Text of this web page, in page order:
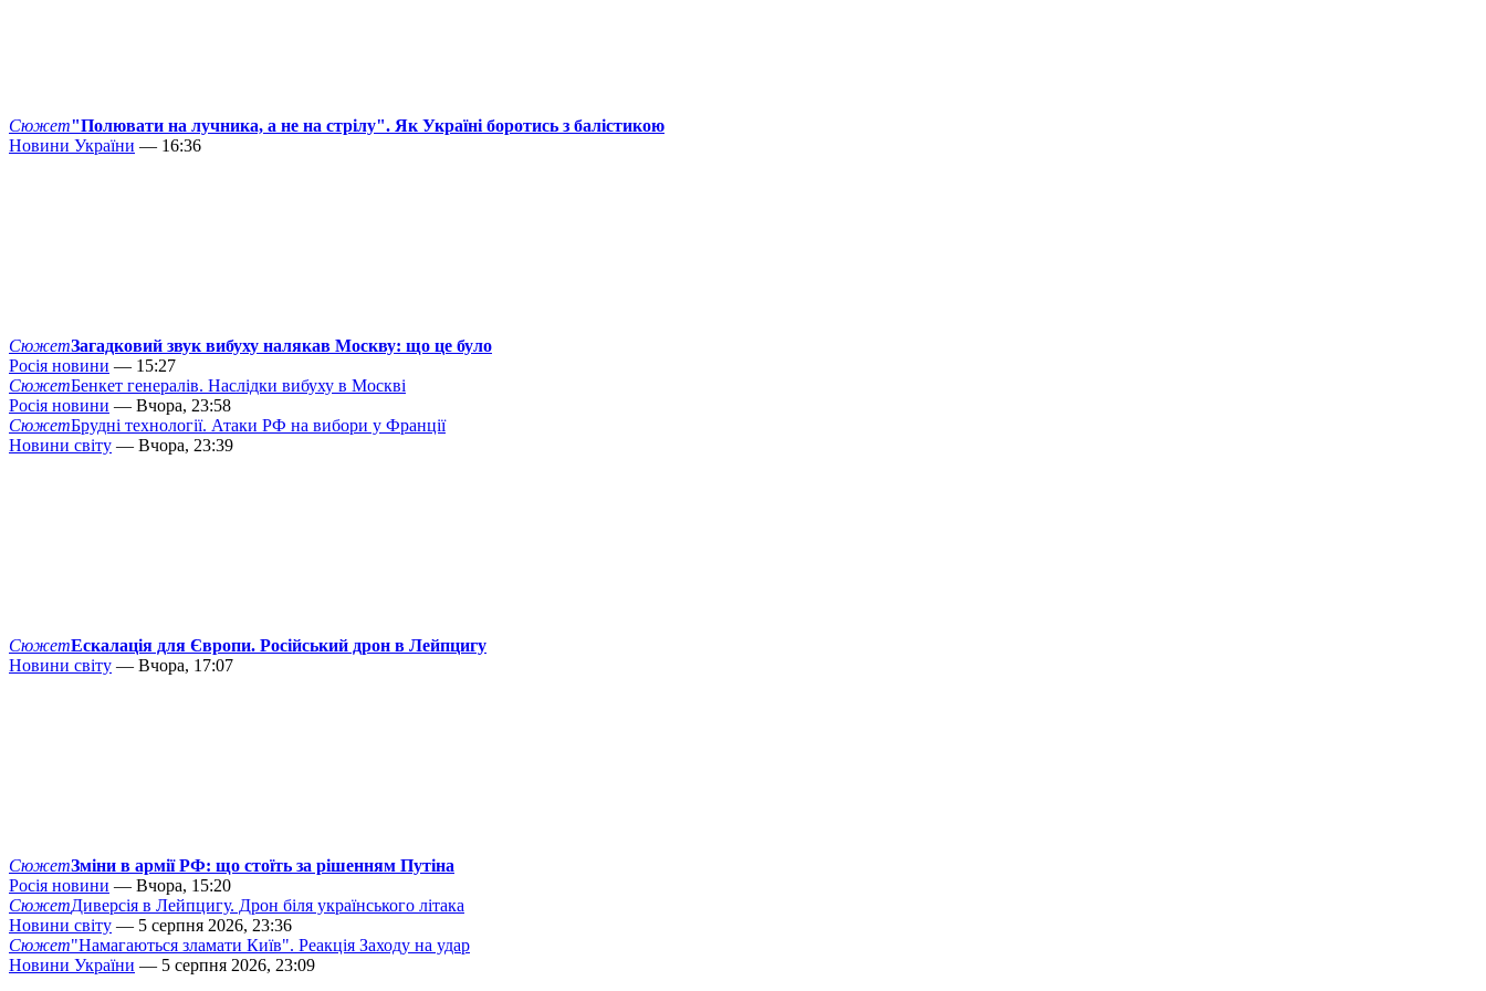
Сюжет"Полювати на лучника, а не на стрілу". Як Україні боротись з балістикою
Новини України — 16:36
СюжетЗагадковий звук вибуху налякав Москву: що це було
Росія новини — 15:27
СюжетБенкет генералів. Наслідки вибуху в Москві
Росія новини — Вчора, 23:58
СюжетБрудні технології. Атаки РФ на вибори у Франції
Новини світу — Вчора, 23:39
СюжетЕскалація для Європи. Російський дрон в Лейпцигу
Новини світу — Вчора, 17:07
СюжетЗміни в армії РФ: що стоїть за рішенням Путіна
Росія новини — Вчора, 15:20
СюжетДиверсія в Лейпцигу. Дрон біля українського літака
Новини світу — 5 серпня 2026, 23:36
Сюжет"Намагаються зламати Київ". Реакція Заходу на удар
Новини України — 5 серпня 2026, 23:09